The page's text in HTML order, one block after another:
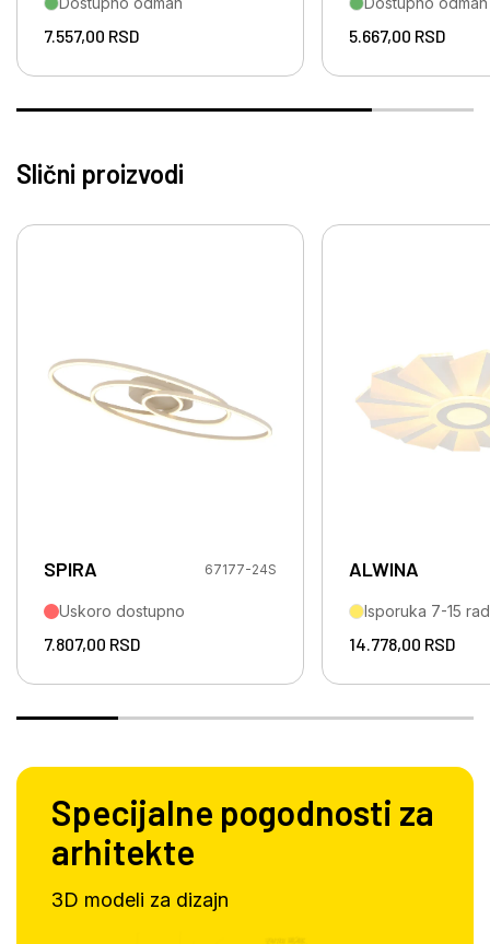
7.557,00 RSD 5.667,00 RSD
Slični proizvodi
SPIRA 67177-24S
Uskoro dostupno
7.807,00 RSD
ALWINA
Isporuka 7-15
14.778,00 RSD
Specijalne pogodnosti za
arhitekte
3D modeli za dizajn